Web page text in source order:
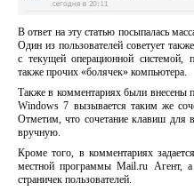
В ответ на эту статью посыпалась
Один из пользователей советует
с текущей операционной системой,
также прочих «болячек» компьютера.
Также в комментариях были внесены
Windows 7 вызывается таким же
Отметим, что сочетание клавиш для
вручную.
Кроме того, в комментариях
местной программы Mail.ru Агент,
страничек пользователей.